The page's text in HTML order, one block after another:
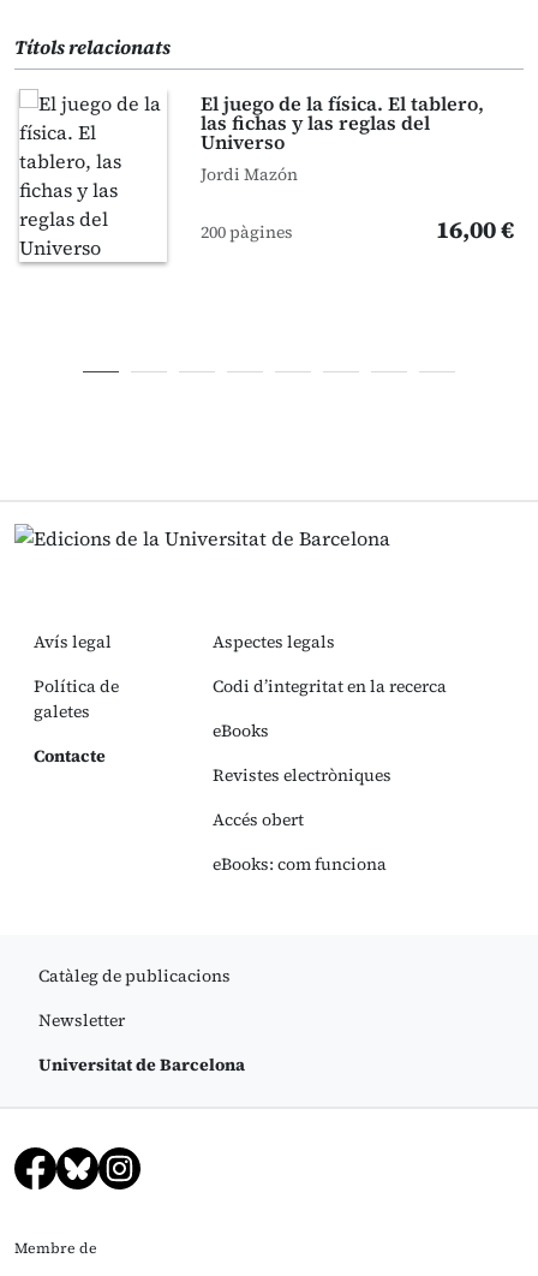
Títols relacionats
El juego de la física. El tablero,
las fichas y las reglas del
Universo
Jordi Mazón
200 pàgines 16,00 €
Avís legal
Política de
galetes
Contacte
Aspectes legals
Codi d’integritat en la recerca
eBooks
Revistes electròniques
Accés obert
eBooks: com funciona
Catàleg de publicacions
Newsletter
Universitat de Barcelona
Membre de